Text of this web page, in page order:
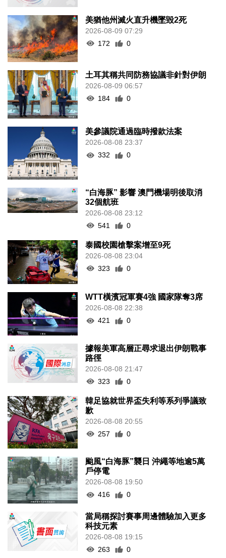
美猶他州滅火直升機墜毀2死
2026-08-09 07:29
172
0
土耳其稱共同防務協議非針對伊朗
2026-08-09 06:57
184
0
美參議院通過臨時撥款法案
2026-08-08 23:37
332
0
“白海豚” 影響 澳門機場明後取消
32個航班
2026-08-08 23:12
541
0
泰國校園槍擊案增至9死
2026-08-08 23:04
323
0
WTT橫濱冠軍賽4強 國家隊奪3席
2026-08-08 22:38
421
0
據報美軍高層正尋求退出伊朗戰事
路徑
2026-08-08 21:47
323
0
韓足協就世界盃失利等系列爭議致
歉
2026-08-08 20:55
257
0
颱風“白海豚”襲日 沖繩等地逾5萬
戶停電
2026-08-08 19:50
416
0
當局稱探討賽事周邊體驗加入更多
科技元素
2026-08-08 19:15
263
0